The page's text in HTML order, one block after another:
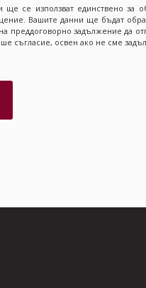
ще се използват единствено за
Вашите данни ще бъдат
преддоговорно задължение да
съгласие, освен ако не сме